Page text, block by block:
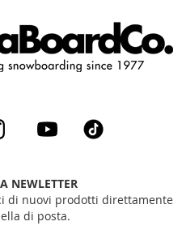
NEWLETTER
di nuovi prodotti direttamente
di posta.